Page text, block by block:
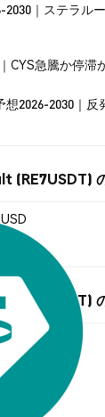
2030｜ステラル
CYS急騰か停滞
2026-2030｜反
(RE7USDT)
(RE7USDT)
動